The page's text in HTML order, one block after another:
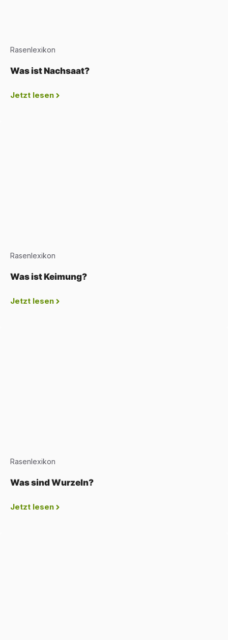
Rasenlexikon
Was ist Nachsaat?
Jetzt lesen
Rasenlexikon
Was ist Keimung?
Jetzt lesen
Rasenlexikon
Was sind Wurzeln?
Jetzt lesen